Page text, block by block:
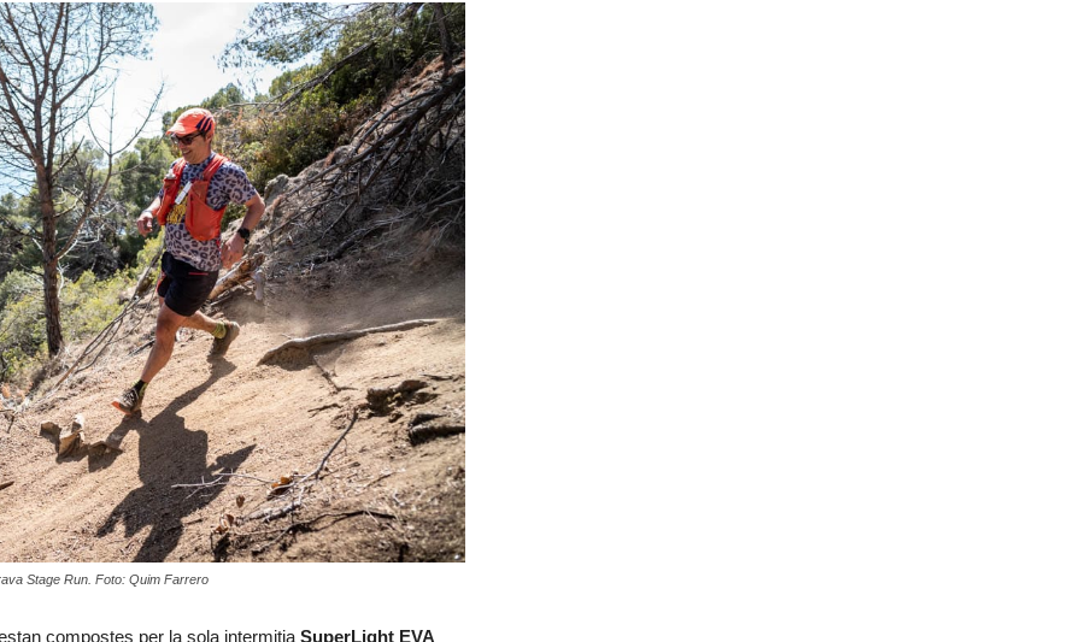
Stage Run. Foto: Quim Farrero
compostes per la sola intermitja SuperLight EVA